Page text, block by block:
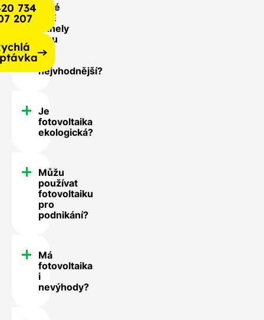
Jaké
FVE
panely
jsou
pro
nejvhodnější?
Je
fotovoltaika
ekologická?
Můžu
používat
fotovoltaiku
pro
podnikání?
Má
fotovoltaika
i
nevýhody?
734
207